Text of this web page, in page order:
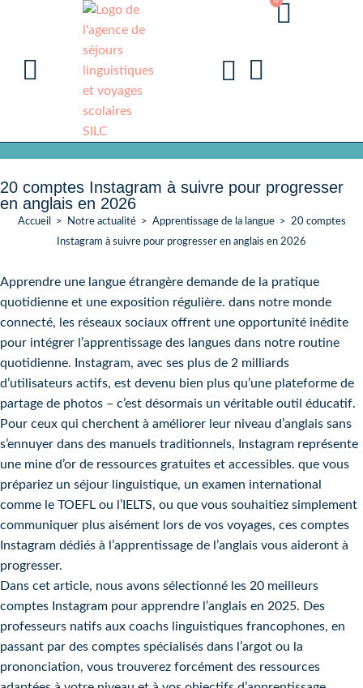
20 comptes Instagram à suivre pour progresser
en anglais en 2026
Accueil > Notre actualité > Apprentissage de la langue > 20 comptes
Instagram à suivre pour progresser en anglais en 2026
Apprendre une langue étrangère demande de la pratique
quotidienne et une exposition régulière. dans notre monde
connecté, les réseaux sociaux offrent une opportunité inédite
pour intégrer l’apprentissage des langues dans notre routine
quotidienne. Instagram, avec ses plus de 2 milliards
d’utilisateurs actifs, est devenu bien plus qu’une plateforme de
partage de photos – c’est désormais un véritable outil éducatif.
Pour ceux qui cherchent à améliorer leur niveau d’anglais sans
s’ennuyer dans des manuels traditionnels, Instagram représente
une mine d’or de ressources gratuites et accessibles. que vous
prépariez un séjour linguistique, un examen international
comme le TOEFL ou l’IELTS, ou que vous souhaitiez simplement
communiquer plus aisément lors de vos voyages, ces comptes
Instagram dédiés à l’apprentissage de l’anglais vous aideront à
progresser.
Dans cet article, nous avons sélectionné les 20 meilleurs
comptes Instagram pour apprendre l’anglais en 2025. Des
professeurs natifs aux coachs linguistiques francophones, en
passant par des comptes spécialisés dans l’argot ou la
prononciation, vous trouverez forcément des ressources